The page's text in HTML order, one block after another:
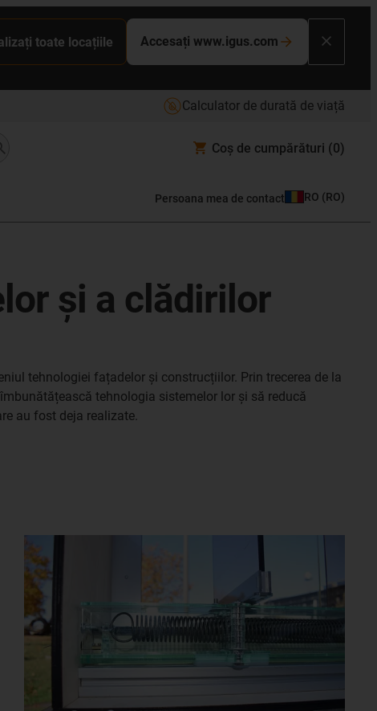
toate locațiile Accesați www.igus.com
Calculator de durată de viață
Coș de cumpărături (0)
Persoana mea de contact RO (RO)
și a clădirilor
tehnologiei fațadelor și construcțiilor. Prin trecerea de la
tehnologia sistemelor lor și să reducă
au fost deja realizate.